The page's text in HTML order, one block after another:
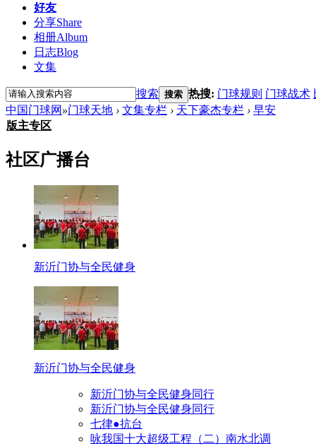
好友
分享Share
相册Album
日志Blog
文集
搜索 搜索 热搜: 门球规则 门球战术
中国门球网 »门球天地 › 文集专栏 › 天下豪杰专栏 › 早安
版主专区
社区广播台
新沂门协与全民健身
新沂门协与全民健身
新沂门协与全民健身同行
新沂门协与全民健身同行
七律●抗台
咏我国十大超级工程（二）南水北调